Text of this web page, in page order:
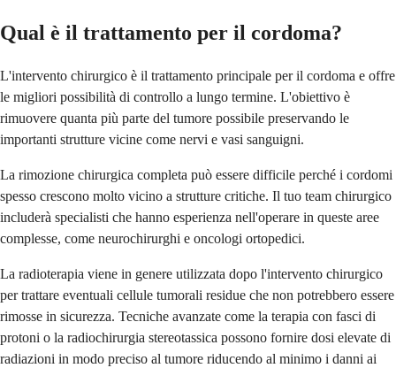
Qual è il trattamento per il cordoma?
L'intervento chirurgico è il trattamento principale per il cordoma e offre
le migliori possibilità di controllo a lungo termine. L'obiettivo è
rimuovere quanta più parte del tumore possibile preservando le
importanti strutture vicine come nervi e vasi sanguigni.
La rimozione chirurgica completa può essere difficile perché i cordomi
spesso crescono molto vicino a strutture critiche. Il tuo team chirurgico
includerà specialisti che hanno esperienza nell'operare in queste aree
complesse, come neurochirurghi e oncologi ortopedici.
La radioterapia viene in genere utilizzata dopo l'intervento chirurgico
per trattare eventuali cellule tumorali residue che non potrebbero essere
rimosse in sicurezza. Tecniche avanzate come la terapia con fasci di
protoni o la radiochirurgia stereotassica possono fornire dosi elevate di
radiazioni in modo preciso al tumore riducendo al minimo i danni ai